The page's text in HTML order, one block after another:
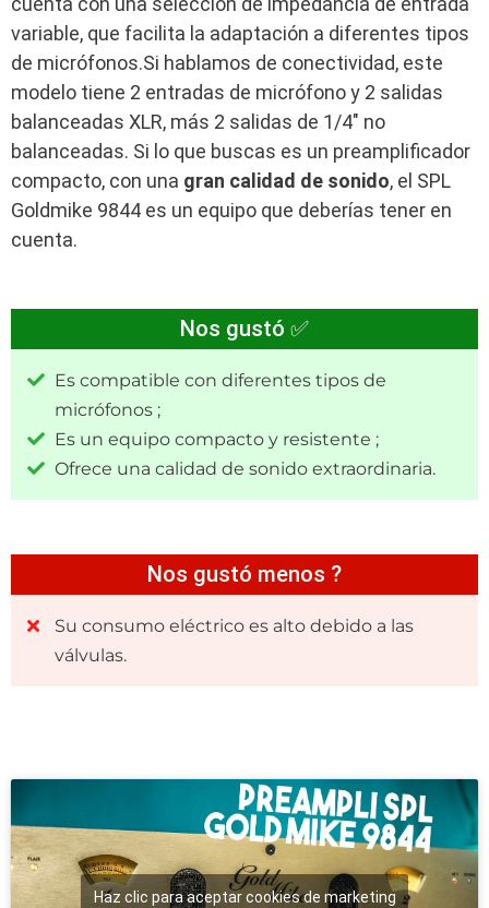
variable, que facilita la adaptación a diferentes tipos
de micrófonos.Si hablamos de conectividad, este
modelo tiene 2 entradas de micrófono y 2 salidas
balanceadas XLR, más 2 salidas de 1/4″ no
balanceadas. Si lo que buscas es un preamplificador
compacto, con una gran calidad de sonido, el SPL
Goldmike 9844 es un equipo que deberías tener en
cuenta.
Nos gustó ✅
Es compatible con diferentes tipos de
micrófonos ;
Es un equipo compacto y resistente ;
Ofrece una calidad de sonido extraordinaria.
Nos gustó menos ?
Su consumo eléctrico es alto debido a las
válvulas.
Haz clic para aceptar cookies de marketing